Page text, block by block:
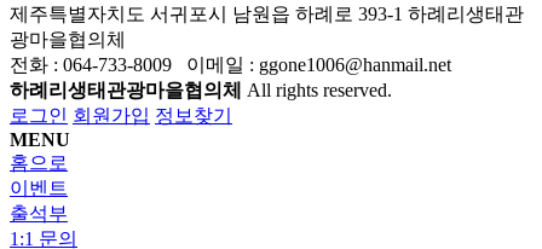
제주특별자치도 서귀포시 남원읍 하례로 393-1 하례리생태관
광마을협의체
전화 : 064-733-8009 이메일 : ggone1006@hanmail.net
하례리생태관광마을협의체 All rights reserved.
로그인 회원가입 정보찾기
MENU
홈으로
이벤트
출석부
1:1 문의